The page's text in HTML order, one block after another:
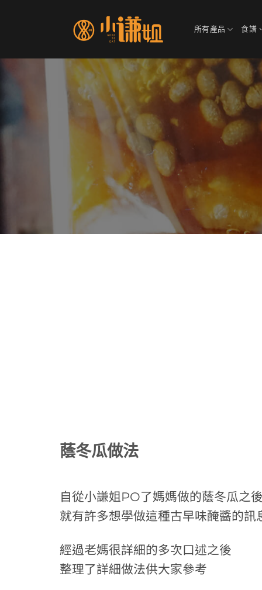
所有產品 食譜
蔭冬瓜做法
自從小謙姐PO了媽媽做的蔭冬瓜之
就有許多想學做這種古早味醃醬的訊
經過老媽很詳細的多次口述之後
整理了詳細做法供大家參考